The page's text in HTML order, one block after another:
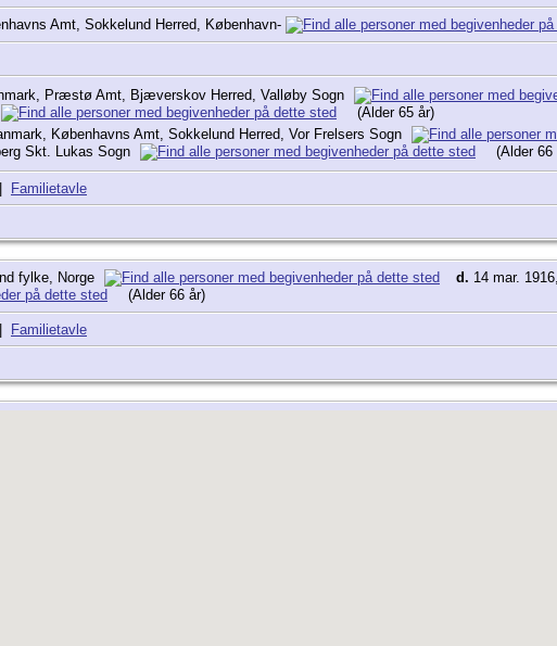
Amt, Sokkelund Herred, København-
Præstø Amt, Bjæverskov Herred, Valløby Sogn
(Alder 65 år)
Københavns Amt, Sokkelund Herred, Vor Frelsers Sogn
Skt. Lukas Sogn
(Alder 66
Familietavle
fylke, Norge d. 14 mar.
(Alder 66 år)
Familietavle